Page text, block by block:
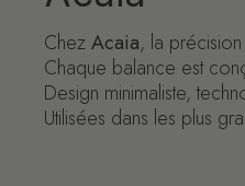
ChezAcaia, la
Chaque balance est
Design minimaliste,
Utilisées dans les plus